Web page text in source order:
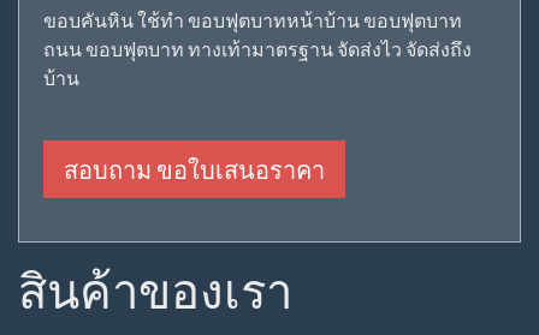
ขอบคันหิน ใช้ทำ ขอบฟุตบาทหน้าบ้าน ขอบฟุตบาท
ถนน ขอบฟุตบาท ทางเท้ามาตรฐาน จัดส่งไว จัดส่งถึง
บ้าน
สอบถาม ขอใบเสนอราคา
สินค้าของเรา